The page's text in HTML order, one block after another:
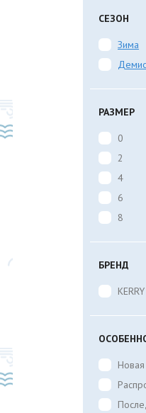
СЕЗОН
Зима
РАЗМЕР
0
2
4
6
8
БРЕНД
KERRY